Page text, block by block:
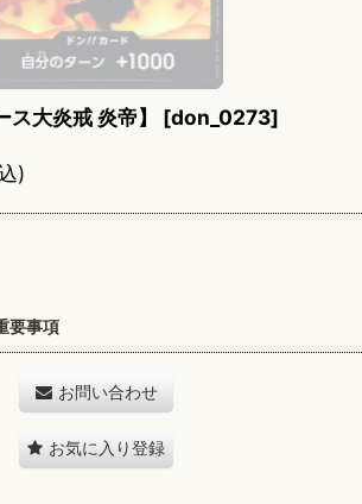
大炎戒 炎帝】 [don_0273]
)
要事項
お問い合わせ
お気に入り登録